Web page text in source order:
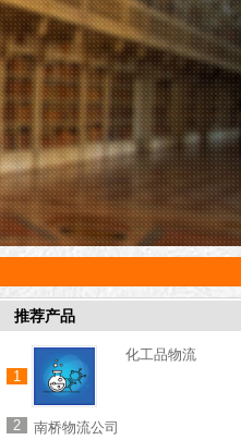
推荐产品
1
化工品物流
2
南桥物流公司